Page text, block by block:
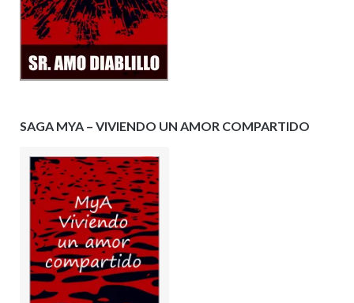
SAGA MYA – VIVIENDO UN AMOR COMPARTIDO